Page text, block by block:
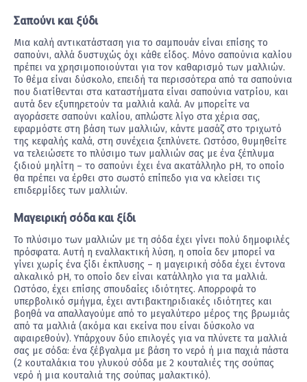
Σαπούνι και ξύδι
Μια καλή αντικατάσταση για το σαμπουάν είναι επίσης το
σαπούνι, αλλά δυστυχώς όχι κάθε είδος. Μόνο σαπούνια καλίου
πρέπει να χρησιμοποιούνται για τον καθαρισμό των μαλλιών.
Το θέμα είναι δύσκολο, επειδή τα περισσότερα από τα σαπούνια
που διατίθενται στα καταστήματα είναι σαπούνια νατρίου, και
αυτά δεν εξυπηρετούν τα μαλλιά καλά. Αν μπορείτε να
αγοράσετε σαπούνι καλίου, απλώστε λίγο στα χέρια σας,
εφαρμόστε στη βάση των μαλλιών, κάντε μασάζ στο τριχωτό
της κεφαλής καλά, στη συνέχεια ξεπλύνετε. Ωστόσο, θυμηθείτε
να τελειώσετε το πλύσιμο των μαλλιών σας με ένα ξέπλυμα
ξιδιού μηλίτη – το σαπούνι έχει ένα ακατάλληλο pH, το οποίο
θα πρέπει να έρθει στο σωστό επίπεδο για να κλείσει τις
επιδερμίδες των μαλλιών.
Μαγειρική σόδα και ξίδι
Το πλύσιμο των μαλλιών με τη σόδα έχει γίνει πολύ δημοφιλές
πρόσφατα. Αυτή η εναλλακτική λύση, η οποία δεν μπορεί να
γίνει χωρίς ένα ξίδι έκπλυσης – η μαγειρική σόδα έχει έντονα
αλκαλικό pH, το οποίο δεν είναι κατάλληλο για τα μαλλιά.
Ωστόσο, έχει επίσης σπουδαίες ιδιότητες. Απορροφά το
υπερβολικό σμήγμα, έχει αντιβακτηριδιακές ιδιότητες και
βοηθά να απαλλαγούμε από το μεγαλύτερο μέρος της βρωμιάς
από τα μαλλιά (ακόμα και εκείνα που είναι δύσκολο να
αφαιρεθούν). Υπάρχουν δύο επιλογές για να πλύνετε τα μαλλιά
σας με σόδα: ένα ξέβγαλμα με βάση το νερό ή μια παχιά πάστα
(2 κουταλάκια του γλυκού σόδα με 2 κουταλιές της σούπας
νερό ή μια κουταλιά της σούπας μαλακτικό).